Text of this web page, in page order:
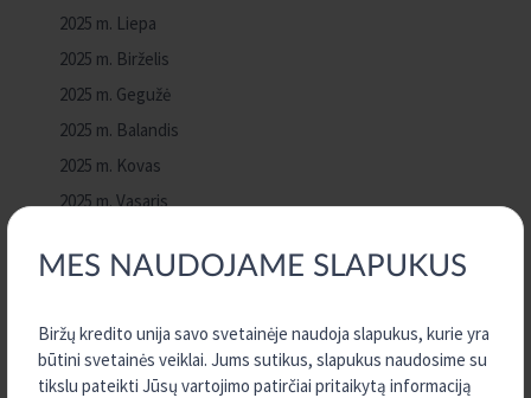
MES NAUDOJAME SLAPUKUS
Biržų kredito unija savo svetainėje naudoja slapukus, kurie yra
būtini svetainės veiklai. Jums sutikus, slapukus naudosime su
tikslu pateikti Jūsų vartojimo patirčiai pritaikytą informaciją
2025 m. Liepa
2025 m. Birželis
2025 m. Gegužė
2025 m. Balandis
2025 m. Kovas
2025 m. Vasaris
2024 m. Gruodis
2024 m. Rugsėjis
2024 m. Rugpjūtis